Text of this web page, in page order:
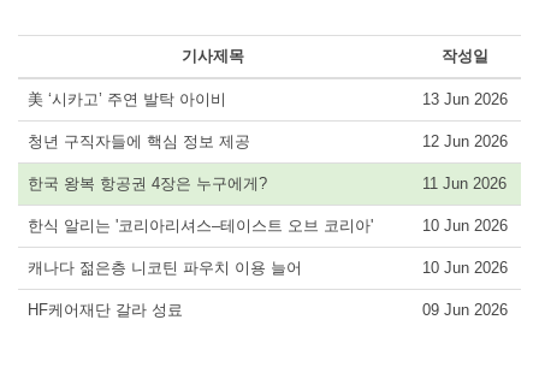
기사제목 작성일
美 ‘시카고’ 주연 발탁 아이비 13 Jun 2026
청년 구직자들에 핵심 정보 제공 12 Jun 2026
한국 왕복 항공권 4장은 누구에게? 11 Jun 2026
한식 알리는 '코리아리셔스–테이스트 오브 코리아' 10 Jun 2026
캐나다 젊은층 니코틴 파우치 이용 늘어 10 Jun 2026
HF케어재단 갈라 성료 09 Jun 2026